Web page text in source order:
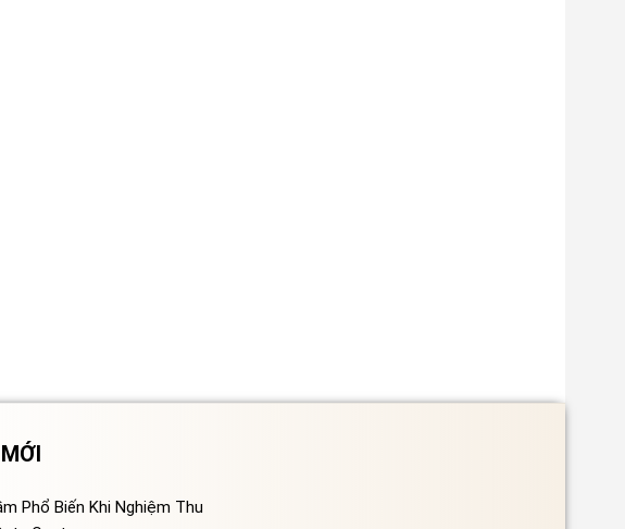
Phổ Biến Khi Nghiệm Thu